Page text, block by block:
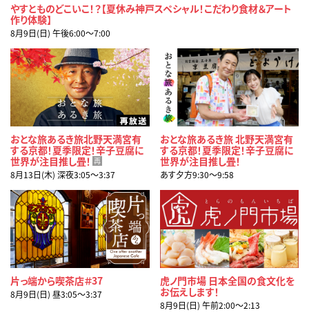
やすとものどこいこ！？【夏休み神戸スペシャル！こだわり食材＆アート
作り体験】
8月9日(日) 午後6:00〜7:00
おとな旅あるき旅北野天満宮有
する京都！夏季限定！辛子豆腐に
世界が注目推し畳！ 再
8月13日(木) 深夜3:05〜3:37
おとな旅あるき旅 北野天満宮有
する京都！夏季限定！辛子豆腐に
世界が注目推し畳！
あす夕方9:30〜9:58
片っ端から喫茶店＃37
8月9日(日) 昼3:05〜3:37
虎ノ門市場 日本全国の食文化を
お伝えします！
8月9日(日) 午前2:00〜2:13